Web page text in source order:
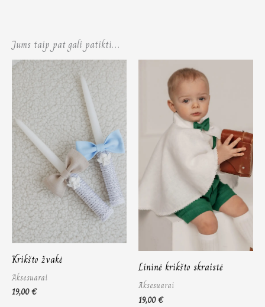
Jums taip pat gali patikti…
Krikšto žvakė
Aksesuarai
19,00€
Lininė krikšto skraistė
Aksesuarai
19,00€